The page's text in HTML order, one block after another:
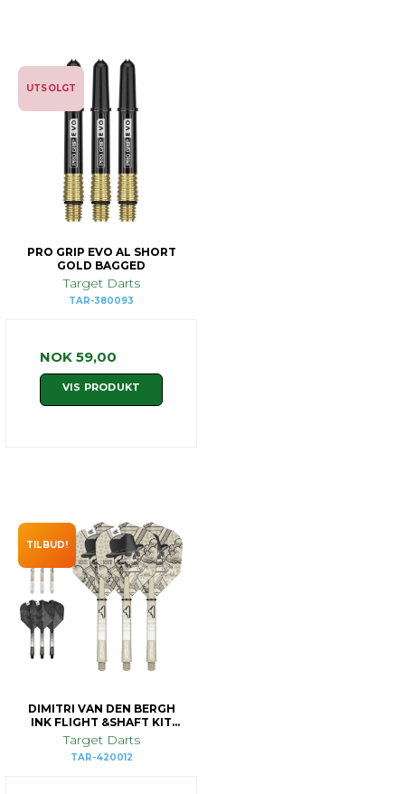
UTSOLGT
PRO GRIP EVO AL SHORT
GOLD BAGGED
Target Darts
TAR-380093
NOK 59,00
VIS PRODUKT
TILBUD!
DIMITRI VAN DEN BERGH
INK FLIGHT &SHAFT KIT
MEDIUM
Target Darts
TAR-420012